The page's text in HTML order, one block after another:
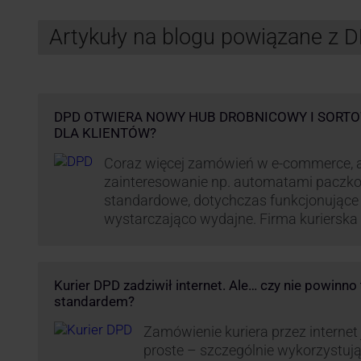
Artykuły na blogu powiązane z
DPD OTWIERA NOWY HUB DROBNICOWY I
DLA KLIENTÓW?
Coraz więcej zamówień w e-commerce,
zainteresowanie np. automatami
standardowe, dotychczas
wystarczająco wydajne. Firma kurierska
sortownia to już piąty taki obiekt DPD w
Kurier DPD zadziwił internet. Ale… czy nie
standardem?
Zamówienie kuriera przez
proste – szczególnie